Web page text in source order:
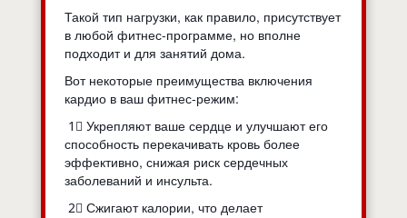
Такой тип нагрузки, как правило, присутствует
в любой фитнес-программе, но вполне
подходит и для занятий дома.
Вот некоторые преимущества включения
кардио в ваш фитнес-режим:
1⃣ Укрепляют ваше сердце и улучшают его
способность перекачивать кровь более
эффективно, снижая риск сердечных
заболеваний и инсульта.
2⃣ Сжигают калории, что делает